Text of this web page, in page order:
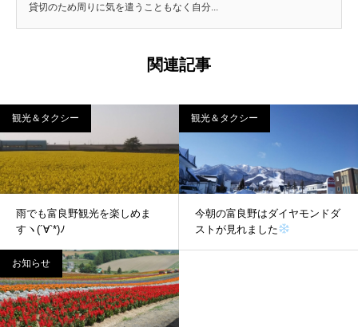
貸切のため周りに気を遣うこともなく自分...
関連記事
観光＆タクシー
雨でも富良野観光を楽しめま
すヽ(´∀`*)ﾉ
観光＆タクシー
今朝の富良野はダイヤモンドダ
ストが見れました
お知らせ